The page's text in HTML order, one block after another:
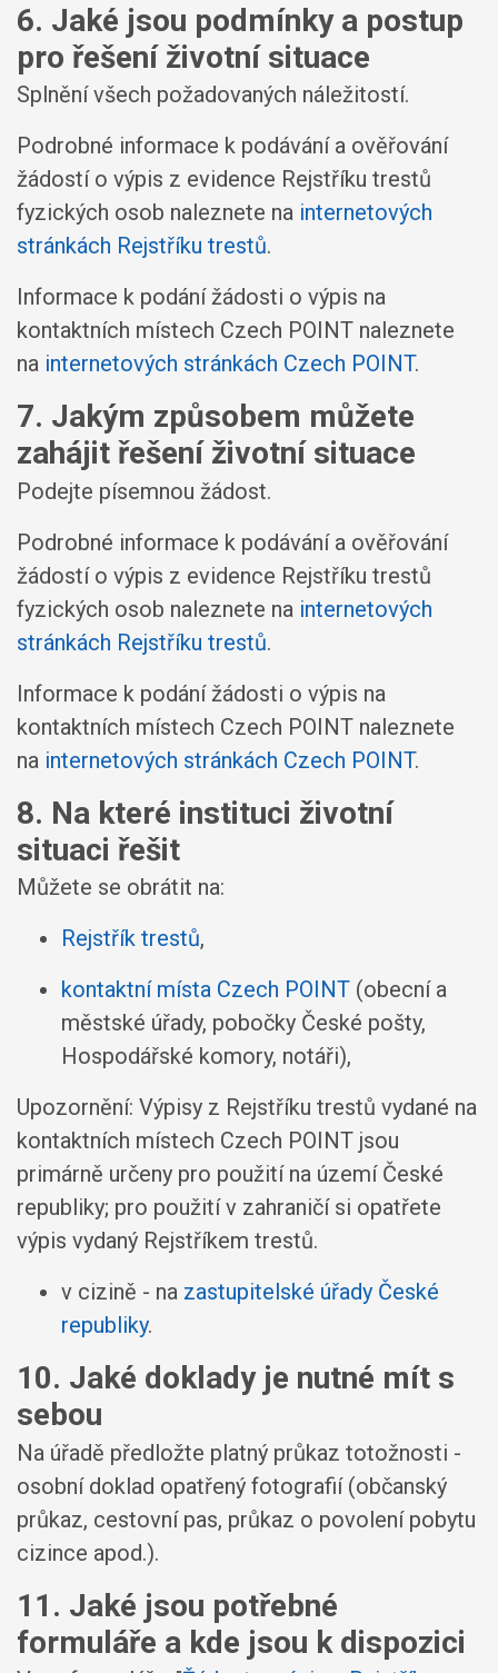
6. Jaké jsou podmínky a postup
pro řešení životní situace
Splnění všech požadovaných náležitostí.
Podrobné informace k podávání a ověřování
žádostí o výpis z evidence Rejstříku trestů
fyzických osob naleznete na internetových
stránkách Rejstříku trestů.
Informace k podání žádosti o výpis na
kontaktních místech Czech POINT naleznete
na internetových stránkách Czech POINT.
7. Jakým způsobem můžete
zahájit řešení životní situace
Podejte písemnou žádost.
Podrobné informace k podávání a ověřování
žádostí o výpis z evidence Rejstříku trestů
fyzických osob naleznete na internetových
stránkách Rejstříku trestů.
Informace k podání žádosti o výpis na
kontaktních místech Czech POINT naleznete
na internetových stránkách Czech POINT.
8. Na které instituci životní
situaci řešit
Můžete se obrátit na:
Rejstřík trestů,
kontaktní místa Czech POINT (obecní a
městské úřady, pobočky České pošty,
Hospodářské komory, notáři),
Upozornění: Výpisy z Rejstříku trestů vydané na
kontaktních místech Czech POINT jsou
primárně určeny pro použití na území České
republiky; pro použití v zahraničí si opatřete
výpis vydaný Rejstříkem trestů.
v cizině - na zastupitelské úřady České
republiky.
10. Jaké doklady je nutné mít s
sebou
Na úřadě předložte platný průkaz totožnosti -
osobní doklad opatřený fotografií (občanský
průkaz, cestovní pas, průkaz o povolení pobytu
cizince apod.).
11. Jaké jsou potřebné
formuláře a kde jsou k dispozici